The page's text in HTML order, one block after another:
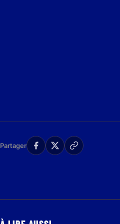
Partager